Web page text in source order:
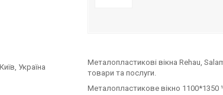
Металопластикові вікна Rehau,
товари та послуги.
Металопластикове вікно 1100*1350
Україна